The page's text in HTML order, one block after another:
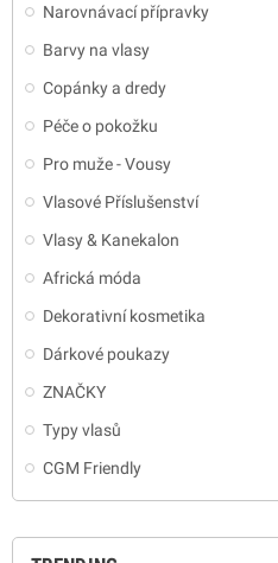
Narovnávací přípravky
Barvy na vlasy
Copánky a dredy
Péče o pokožku
Pro muže - Vousy
Vlasové Příslušenství
Vlasy & Kanekalon
Africká móda
Dekorativní kosmetika
Dárkové poukazy
ZNAČKY
Typy vlasů
CGM Friendly